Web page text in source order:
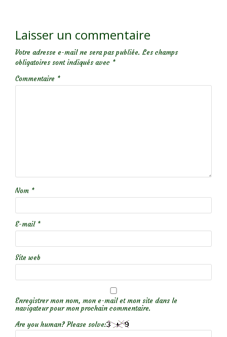
Laisser un commentaire
Votre adresse e-mail ne sera pas publiée. Les champs
obligatoires sont indiqués avec *
Commentaire *
Nom *
E-mail *
Site web
Enregistrer mon nom, mon e-mail et mon site dans le
navigateur pour mon prochain commentaire.
Are you human? Please solve: